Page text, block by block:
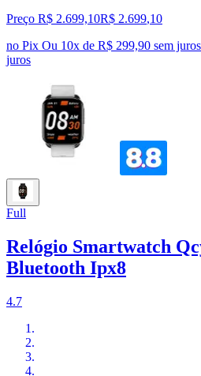
Preço R$ 2.699,10R$ 2.699,10
no Pix Ou 10x de R$ 299,90 sem juros
juros
Full
Relógio Smartwatch
Bluetooth Ipx8
4.7